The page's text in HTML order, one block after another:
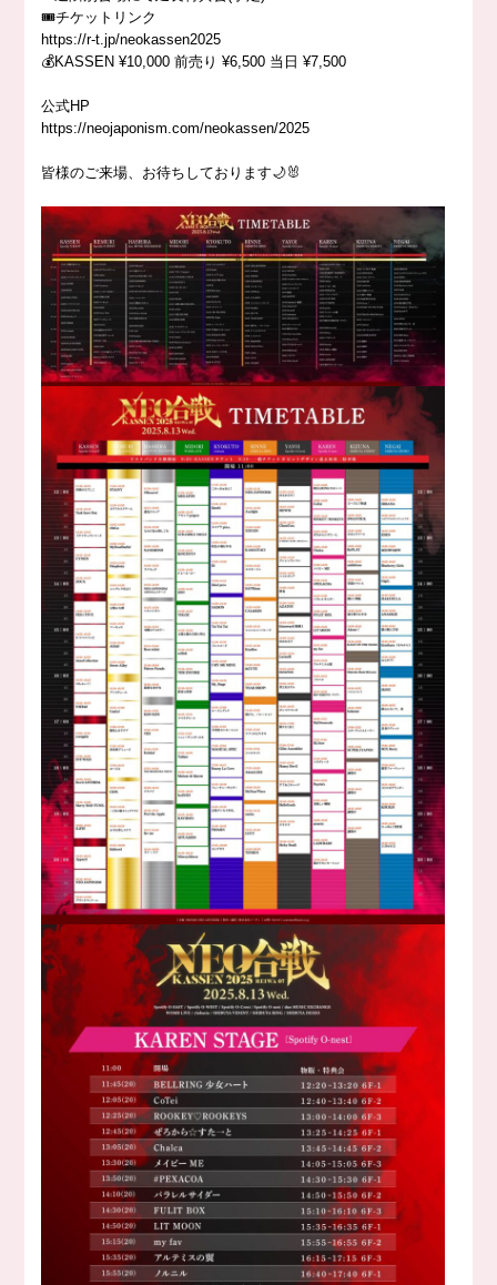
🎟️チケットリンク
https://r-t.jp/neokassen2025
💰KASSEN ¥10,000 前売り ¥6,500 当日 ¥7,500
公式HP
https://neojaponism.com/neokassen/2025
皆様のご来場、お待ちしております🌙🐰